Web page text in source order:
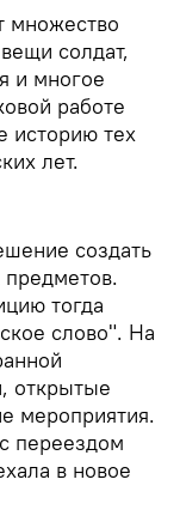
множество
солдат,
и многое
работе
историю тех
лет.
создать
тогда
слово". На
открытые
мероприятия.
переездом
в новое